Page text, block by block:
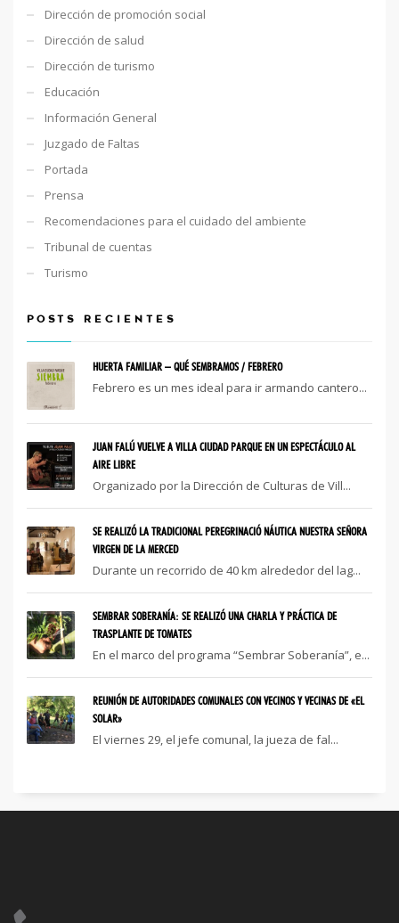
Dirección de promoción social
Dirección de salud
Dirección de turismo
Educación
Información General
Juzgado de Faltas
Portada
Prensa
Recomendaciones para el cuidado del ambiente
Tribunal de cuentas
Turismo
POSTS RECIENTES
HUERTA FAMILIAR – QUÉ SEMBRAMOS / FEBRERO
Febrero es un mes ideal para ir armando cantero...
JUAN FALÚ VUELVE A VILLA CIUDAD PARQUE EN UN ESPECTÁCULO AL
AIRE LIBRE
Organizado por la Dirección de Culturas de Vill...
SE REALIZÓ LA TRADICIONAL PEREGRINACIÓ NÁUTICA NUESTRA SEÑORA
VIRGEN DE LA MERCED
Durante un recorrido de 40 km alrededor del lag...
SEMBRAR SOBERANÍA: SE REALIZÓ UNA CHARLA Y PRÁCTICA DE
TRASPLANTE DE TOMATES
En el marco del programa “Sembrar Soberanía”, e...
REUNIÓN DE AUTORIDADES COMUNALES CON VECINOS Y VECINAS DE «EL
SOLAR»
El viernes 29, el jefe comunal, la jueza de fal...